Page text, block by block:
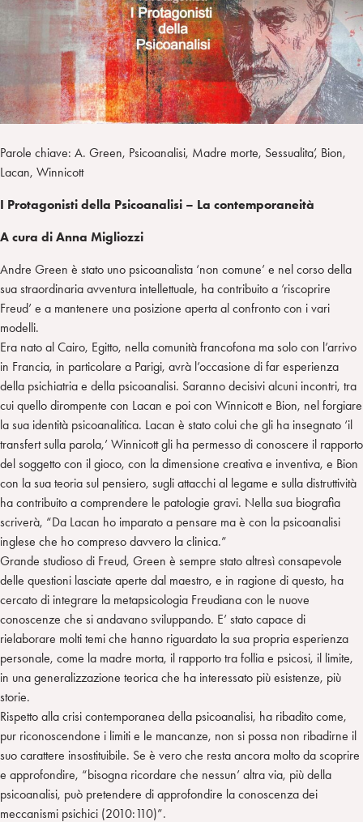
t
r
a
m
Parole chiave: A. Green, Psicoanalisi, Madre morte, Sessualita’, Bion,
Lacan, Winnicott
I Protagonisti della Psicoanalisi – La contemporaneità
A cura di Anna Migliozzi
Andre Green è stato uno psicoanalista ‘non comune’ e nel corso della
sua straordinaria avventura intellettuale, ha contribuito a ‘riscoprire
Freud’ e a mantenere una posizione aperta al confronto con i vari
modelli.
Era nato al Cairo, Egitto, nella comunità francofona ma solo con l’arrivo
in Francia, in particolare a Parigi, avrà l’occasione di far esperienza
della psichiatria e della psicoanalisi. Saranno decisivi alcuni incontri, tra
cui quello dirompente con Lacan e poi con Winnicott e Bion, nel forgiare
la sua identità psicoanalitica. Lacan è stato colui che gli ha insegnato ‘il
transfert sulla parola,’ Winnicott gli ha permesso di conoscere il rapporto
del soggetto con il gioco, con la dimensione creativa e inventiva, e Bion
con la sua teoria sul pensiero, sugli attacchi al legame e sulla distruttività
ha contribuito a comprendere le patologie gravi. Nella sua biografia
scriverà, “Da Lacan ho imparato a pensare ma è con la psicoanalisi
inglese che ho compreso davvero la clinica.”
Grande studioso di Freud, Green è sempre stato altresì consapevole
delle questioni lasciate aperte dal maestro, e in ragione di questo, ha
cercato di integrare la metapsicologia Freudiana con le nuove
conoscenze che si andavano sviluppando. E’ stato capace di
rielaborare molti temi che hanno riguardato la sua propria esperienza
personale, come la madre morta, il rapporto tra follia e psicosi, il limite,
in una generalizzazione teorica che ha interessato più esistenze, più
storie.
Rispetto alla crisi contemporanea della psicoanalisi, ha ribadito come,
pur riconoscendone i limiti e le mancanze, non si possa non ribadirne il
suo carattere insostituibile. Se è vero che resta ancora molto da scoprire
e approfondire, “bisogna ricordare che nessun’ altra via, più della
psicoanalisi, può pretendere di approfondire la conoscenza dei
meccanismi psichici (2010:110)”.